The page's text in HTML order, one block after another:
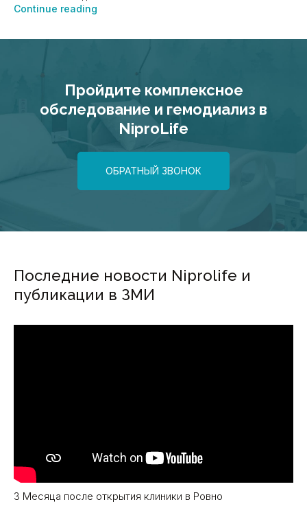
Continue reading
Пройдите комплексное
обследование и гемодиализ в
NiproLife
ОБРАТНЫЙ ЗВОНОК
Последние новости Niprolife и
публикации в ЗМИ
3 Месяца после открытия клиники в Ровно